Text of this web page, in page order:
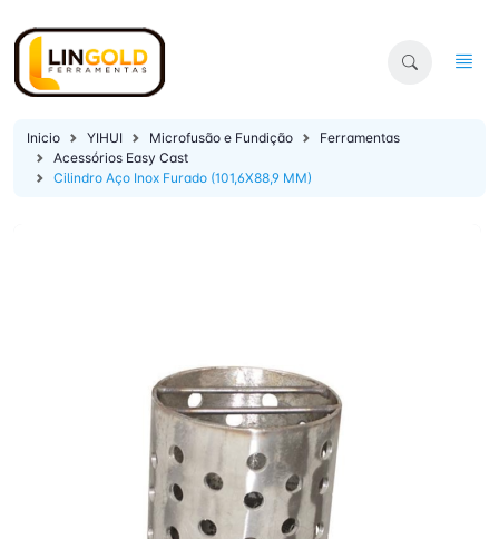
Inicio YIHUI Microfusão e Fundição
Ferramentas
Acessórios Easy Cast
Cilindro Aço Inox Furado (101,6X88,9 MM)